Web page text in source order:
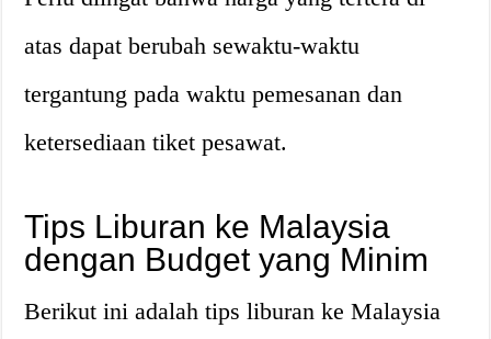
atas dapat berubah sewaktu-waktu
tergantung pada waktu pemesanan dan
ketersediaan tiket pesawat.
Tips Liburan ke Malaysia
dengan Budget yang Minim
Berikut ini adalah tips liburan ke Malaysia